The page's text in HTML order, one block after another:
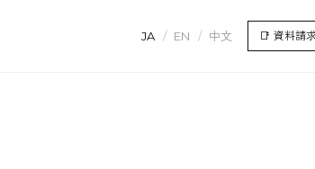
JA / EN / 中文 📑 資料請